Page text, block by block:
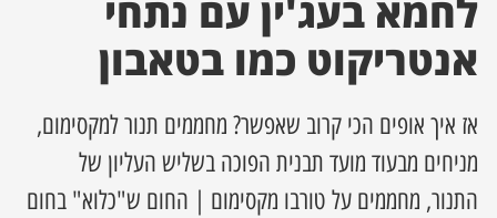
השבוע
לחמא בעג'ין עם נתחי
אנטריקוט כמו בטאבון
אז איך אופים הכי קרוב שאפשר? מחממים תנור למקסימום,
מניחים מבעוד מועד תבנית הפוכה בשליש העליון של
התנור, מחממים על טורבו מקסימום | החום ש"כלוא" בחום